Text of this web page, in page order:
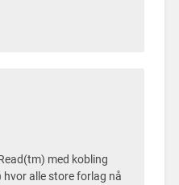
med kobling
alle store forlag nå